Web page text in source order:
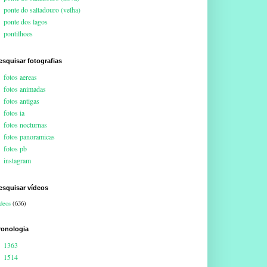
ponte do saltadouro (velha)
ponte dos lagos
pontilhoes
fotografias
fotos aereas
fotos animadas
fotos antigas
fotos ia
fotos nocturnas
fotos panoramicas
fotos pb
instagram
vídeos
(636)
1363
1514